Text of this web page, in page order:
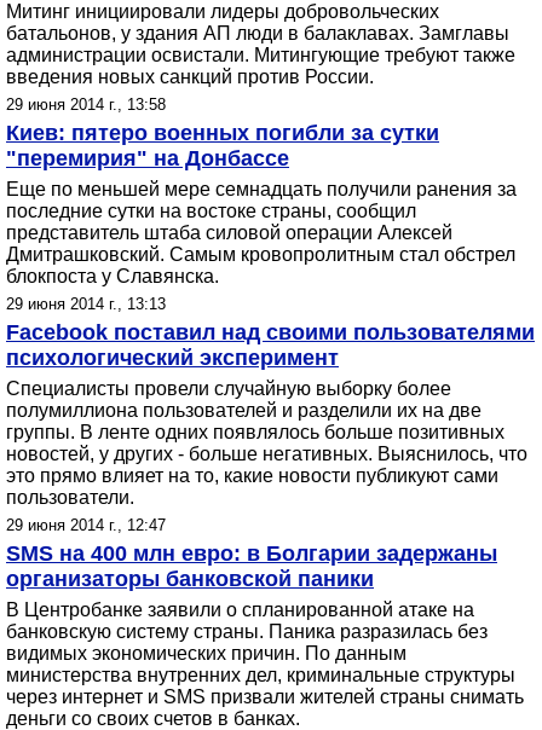
Митинг инициировали лидеры добровольческих
батальонов, у здания АП люди в балаклавах. Замглавы
администрации освистали. Митингующие требуют также
введения новых санкций против России.
29 июня 2014 г., 13:58
Киев: пятеро военных погибли за сутки
"перемирия" на Донбассе
Еще по меньшей мере семнадцать получили ранения за
последние сутки на востоке страны, сообщил
представитель штаба силовой операции Алексей
Дмитрашковский. Самым кровопролитным стал обстрел
блокпоста у Славянска.
29 июня 2014 г., 13:13
Facebook поставил над своими пользователями
психологический эксперимент
Специалисты провели случайную выборку более
полумиллиона пользователей и разделили их на две
группы. В ленте одних появлялось больше позитивных
новостей, у других - больше негативных. Выяснилось, что
это прямо влияет на то, какие новости публикуют сами
пользователи.
29 июня 2014 г., 12:47
SMS на 400 млн евро: в Болгарии задержаны
организаторы банковской паники
В Центробанке заявили о спланированной атаке на
банковскую систему страны. Паника разразилась без
видимых экономических причин. По данным
министерства внутренних дел, криминальные структуры
через интернет и SMS призвали жителей страны снимать
деньги со своих счетов в банках.